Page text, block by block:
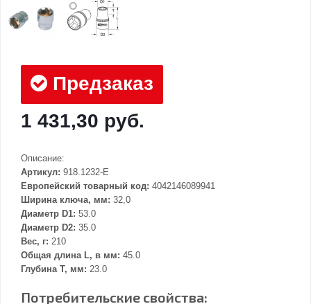
Предзаказ
1 431,30 руб.
Описание:
Артикул: 918.1232-E
Европейский товарный код: 4042146089941
Ширина ключа, мм: 32,0
Диаметр D1: 53.0
Диаметр D2: 35.0
Вес, г: 210
Общая длина L, в мм: 45.0
Глубина Т, мм: 23.0
Потребительские свойства: